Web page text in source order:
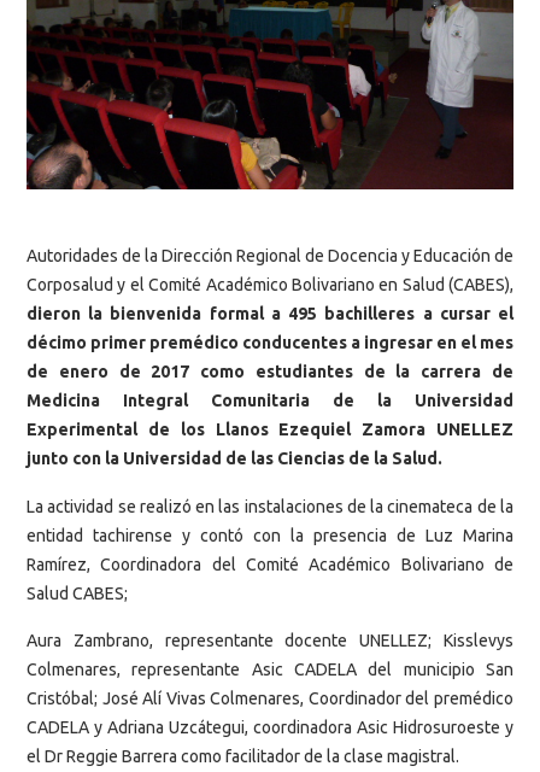
Autoridades de la Dirección Regional de Docencia y Educación de
Corposalud y el Comité Académico Bolivariano en Salud (CABES),
dieron la bienvenida formal a 495 bachilleres a cursar el
décimo primer premédico conducentes a ingresar en el mes
de enero de 2017 como estudiantes de la carrera de
Medicina Integral Comunitaria de la Universidad
Experimental de los Llanos Ezequiel Zamora UNELLEZ
junto con la Universidad de las Ciencias de la Salud.
La actividad se realizó en las instalaciones de la cinemateca de la
entidad tachirense y contó con la presencia de Luz Marina
Ramírez, Coordinadora del Comité Académico Bolivariano de
Salud CABES;
Aura Zambrano, representante docente UNELLEZ; Kisslevys
Colmenares, representante Asic CADELA del municipio San
Cristóbal; José Alí Vivas Colmenares, Coordinador del premédico
CADELA y Adriana Uzcátegui, coordinadora Asic Hidrosuroeste y
el Dr Reggie Barrera como facilitador de la clase magistral.